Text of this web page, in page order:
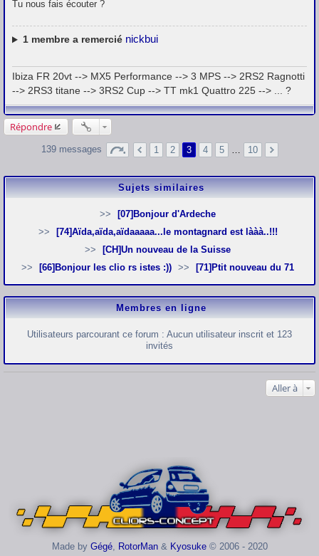
a
e
Tu nous fais écouter ?
1membre a remercié nickbui
Ibiza FR 20vt --> MX5 Performance --> 3 MPS --> 2RS2 Ragnotti
--> 2RS3 titane --> 3RS2 Cup --> TT mk1 Quattro 225 --> ... ?
Répondre
139 messages 1 2 3 4 5 10
Sujets similaires
[07]Bonjour d'Ardeche
[74]Aïda,aïda,aïdaaaaa...le montagnard est lààà..!!!
[CH]Un nouveau de la Suisse
[66]Bonjour les clio rs istes :))
[71]Ptit nouveau du 71
Membres en ligne
Utilisateurs parcourant ce forum : Aucun utilisateur inscrit et 123
invités
Aller à
Made by Gégé, RotorMan& Kyosuke© 2006 - 2020